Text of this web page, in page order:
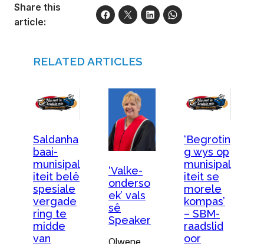
Share this
article:
RELATED ARTICLES
Saldanha
baai-
munisipal
iteit belê
spesiale
vergade
ring te
midde
van
‘Valke-
onderso
ek’ vals
sê
Speaker
‘Begrotin
g wys op
munisipal
iteit se
morele
kompas’
– SBM-
raadslid
oor